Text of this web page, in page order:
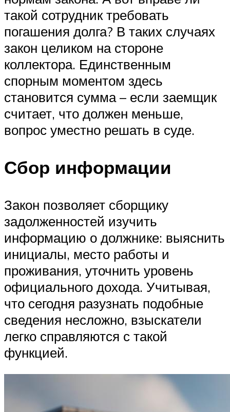
такой сотрудник требовать
погашения долга? В таких случаях
закон целиком на стороне
коллектора. Единственным
спорным моментом здесь
становится сумма – если заемщик
считает, что должен меньше,
вопрос уместно решать в суде.
Сбор информации
Закон позволяет сборщику
задолженностей изучить
информацию о должнике: выяснить
инициалы, место работы и
проживания, уточнить уровень
официального дохода. Учитывая,
что сегодня разузнать подобные
сведения несложно, взыскатели
легко справляются с такой
функцией.